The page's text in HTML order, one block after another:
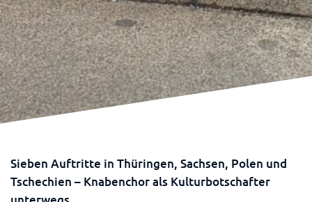
Sieben Auftritte in Thüringen, Sachsen, Polen und
Tschechien – Knabenchor als Kulturbotschafter